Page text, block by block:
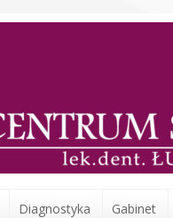
Diagnostyka Gabinet